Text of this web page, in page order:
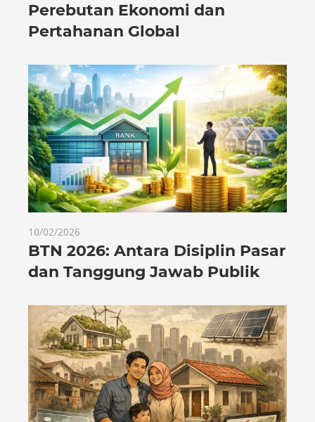
Perebutan Ekonomi dan
Pertahanan Global
10/02/2026
BTN 2026: Antara Disiplin Pasar
dan Tanggung Jawab Publik